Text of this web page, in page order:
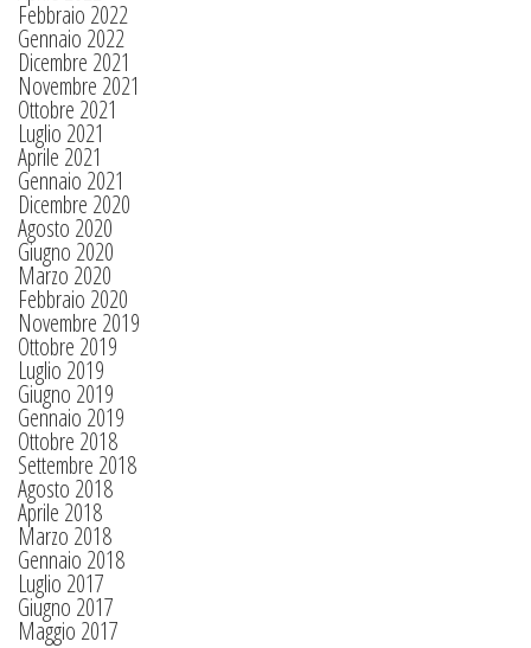
Febbraio 2022
Gennaio 2022
Dicembre 2021
Novembre 2021
Ottobre 2021
Luglio 2021
Aprile 2021
Gennaio 2021
Dicembre 2020
Agosto 2020
Giugno 2020
Marzo 2020
Febbraio 2020
Novembre 2019
Ottobre 2019
Luglio 2019
Giugno 2019
Gennaio 2019
Ottobre 2018
Settembre 2018
Agosto 2018
Aprile 2018
Marzo 2018
Gennaio 2018
Luglio 2017
Giugno 2017
Maggio 2017